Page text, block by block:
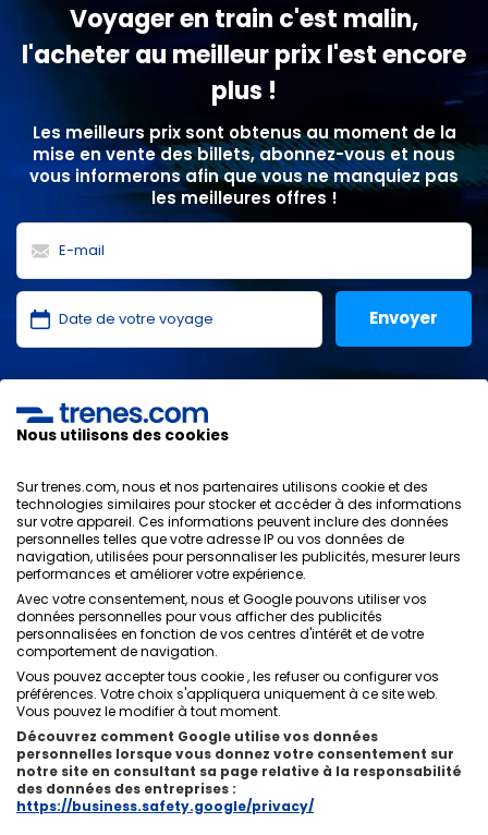
Voyager en train c'est malin,
l'acheter au meilleur prix l'est encore
plus !
Les meilleurs prix sont obtenus au moment de la
mise en vente des billets, abonnez-vous et nous
vous informerons afin que vous ne manquiez pas
les meilleures offres !
protection des données
ONLINE TRAVEL SOLUTIONS.
Politique de confidentialité
Conditions générales
Politique de sécurité
Contacts
Qui sommes-nous ixigo
Copyright © Trenes.com. Tous droits réservés.
Nous utilisons des cookies
Sur trenes.com, nous et nos partenaires utilisons cookie et des
technologies similaires pour stocker et accéder à des informations
sur votre appareil. Ces informations peuvent inclure des données
personnelles telles que votre adresse IP ou vos données de
navigation, utilisées pour personnaliser les publicités, mesurer leurs
performances et améliorer votre expérience.
Avec votre consentement, nous et Google pouvons utiliser vos
données personnelles pour vous afficher des publicités
personnalisées en fonction de vos centres d'intérêt et de votre
comportement de navigation.
Vous pouvez accepter tous cookie , les refuser ou configurer vos
préférences. Votre choix s'appliquera uniquement à ce site web.
Vous pouvez le modifier à tout moment.
Découvrez comment Google utilise vos données
personnelles lorsque vous donnez votre consentement sur
notre site en consultant sa page relative à la responsabilité
des données des entreprises :
https://business.safety.google/privacy/